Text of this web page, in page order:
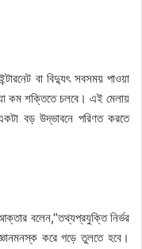
বা বিদ্যুৎ সবসময় পাওয়া
কম শক্তিতে চলবে। এই মেলায়
বড় উদ্ভাবনে পরিণত করতে
বলেন,”তথ্যপ্রযুক্তি নির্ভর
করে গড়ে তুলতে হবে।